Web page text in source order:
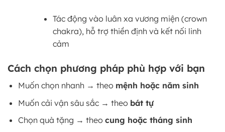
Tác động vào luân xa vương miện (crown
chakra), hỗ trợ thiền định và kết nối linh
cảm
Cách chọn phương pháp phù hợp với bạn
Muốn chọn nhanh → theo mệnh hoặc năm sinh
Muốn cải vận sâu sắc → theo bát tự
Chọn quà tặng → theo cung hoặc tháng sinh